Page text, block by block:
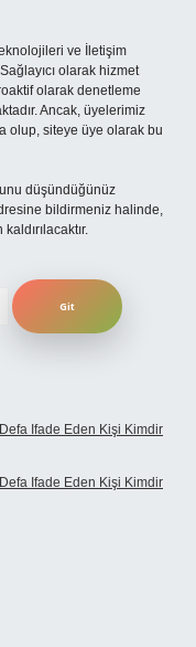
ve İletişim
olarak hizmet
olarak denetleme
Ancak, üyelerimiz
olup, siteye üye olarak bu
düşündüğünüz
bildirmeniz halinde,
Ifade Eden Kişi Kimdir
Ifade Eden Kişi Kimdir